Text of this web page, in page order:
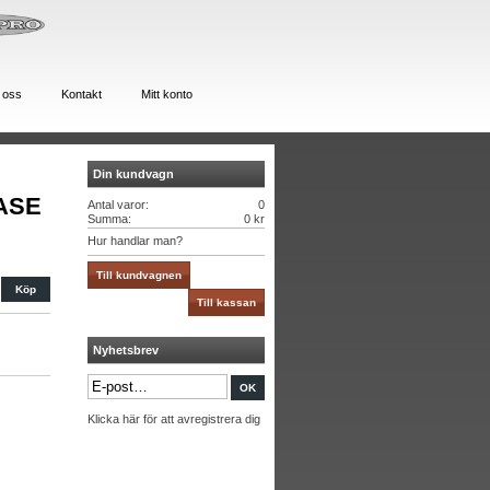
oss Kontakt Mitt konto
Din kundvagn
Antal varor:
0
Summa:
0 kr
Hur handlar man?
Till kundvagnen
Till kassan
Nyhetsbrev
Klicka här för att avregistrera dig